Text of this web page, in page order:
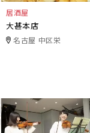
居酒屋
大甚本店
名古屋 中区栄